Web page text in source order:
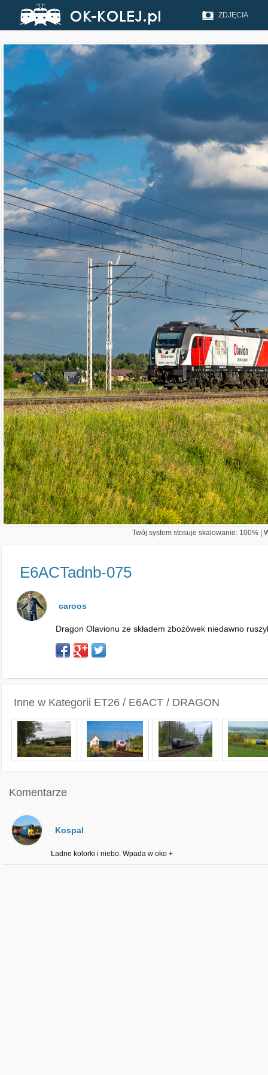
ZDJĘCIA
Twój system stosuje skalowanie: 100% |
E6ACTadnb-075
caroos
Dragon Olavionu ze składem zbożówek niedawno
Inne w Kategorii ET26 / E6ACT / DRAGON
Komentarze
Kospal
Ładne kolorki i niebo. Wpada w oko +